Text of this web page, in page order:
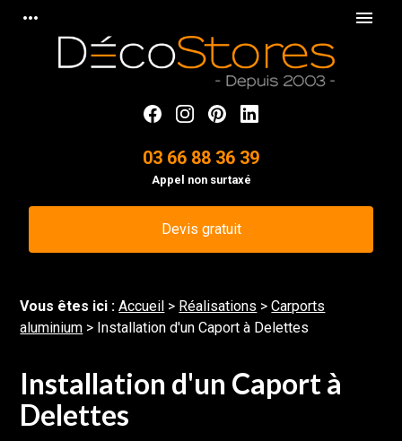
more_horiz menu
03 66 88 36 39
Appel non surtaxé
Devis gratuit
Vous êtes ici :Accueil > Réalisations >Carports
aluminium > Installation d'un Caport à Delettes
Installation d'un Caport à
Delettes